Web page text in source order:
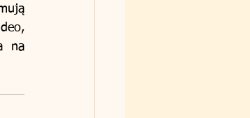
na